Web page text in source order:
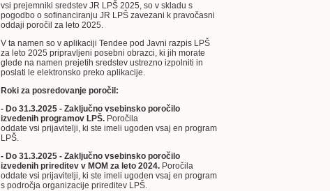
vsi prejemniki sredstev JR LPŠ 2025, so v skladu s
pogodbo o sofinanciranju JR LPŠ zavezani k pravočasni
oddaji poročil za leto 2025.
V ta namen so v aplikaciji Tendee pod Javni razpis LPŠ
za leto 2025 pripravljeni posebni obrazci, ki jih morate
glede na namen prejetih sredstev ustrezno izpolniti in
poslati le elektronsko preko aplikacije.
Roki za posredovanje poročil:
- Do 31.3.2025 - Zaključno vsebinsko poročilo
izvedenih programov LPŠ. Poročila
oddatevsi prijavitelji, ki ste imeli ugoden vsaj en program
LPŠ.
- Do 31.3.2025 - Zaključno vsebinsko poročilo
izvedenih prireditev v MOM za leto 2024. Poročila
oddatevsi prijavitelji, ki ste imeli ugoden vsaj en program
spodročja organizacije prireditev LPŠ.